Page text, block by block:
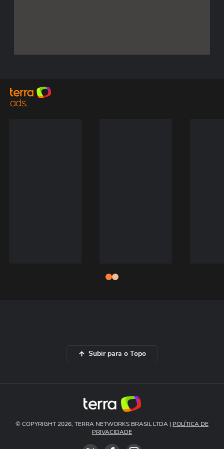
Subir para o Topo
© COPYRIGHT 2026, TERRA NETWORKS BRASIL LTDA | POLÍTICA DE
PRIVACIDADE